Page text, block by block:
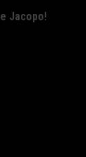
Jacopo!